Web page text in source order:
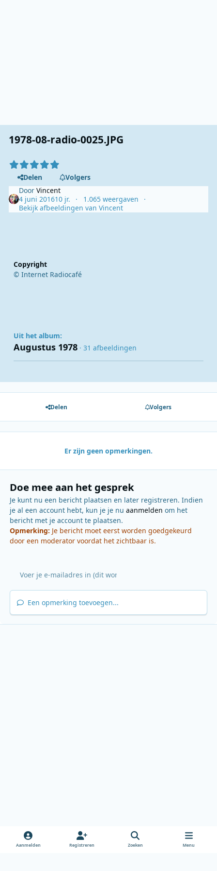
1978-08-radio-0025.JPG
Delen
Volgers
DoorVincent
4 juni 201610 jr.
1.065 weergaven
Bekijk afbeeldingen van Vincent
Copyright
© Internet Radiocafé
Uit het album:
Augustus 1978 · 31 afbeeldingen
Delen Volgers
Er zijn geen opmerkingen.
Doe mee aan het gesprek
Je kunt nu een bericht plaatsen en later registreren. Indien
je al een account hebt, kun je je nu aanmelden om het
bericht met je account te plaatsen.
Opmerking: Je bericht moet eerst worden goedgekeurd
door een moderator voordat het zichtbaar is.
Een opmerking toevoegen...
Aanmelden Registreren Zoeken Menu